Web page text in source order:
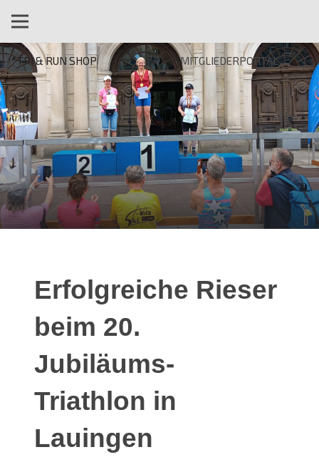
TRI & RUN SHOP MITGLIEDERPORTAL
Erfolgreiche Rieser
beim 20.
Jubiläums-
Triathlon in
Lauingen